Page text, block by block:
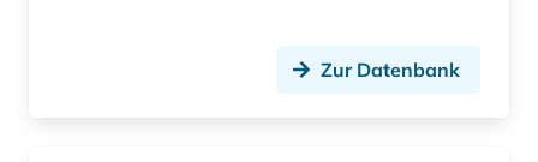
Zur Datenbank